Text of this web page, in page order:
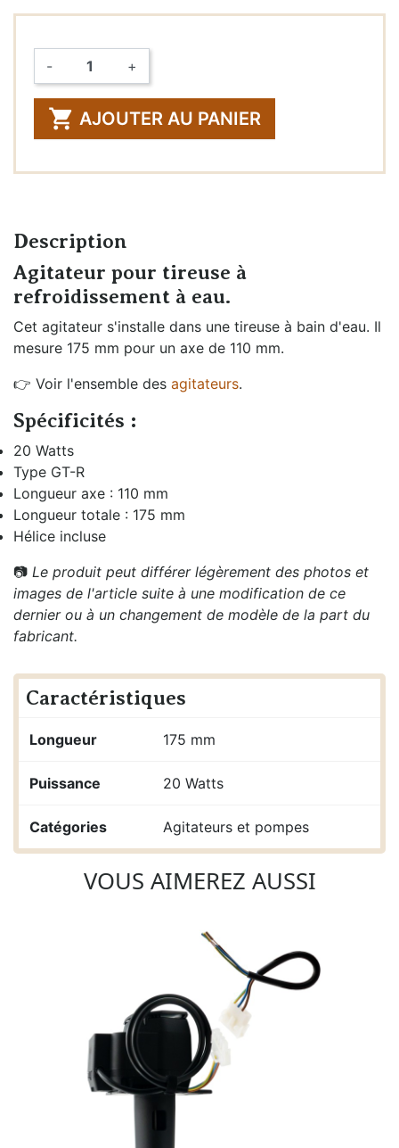
Quantité
- +
 AJOUTER AU PANIER
Description
Agitateur pour tireuse à
refroidissement à eau.
Cet agitateur s'installe dans une tireuse à bain d'eau. Il
mesure 175 mm pour un axe de 110 mm.
👉 Voir l'ensemble des agitateurs.
Spécificités :
20 Watts
Type GT-R
Longueur axe : 110 mm
Longueur totale : 175 mm
Hélice incluse
📷 Le produit peut différer légèrement des photos et
images de l'article suite à une modification de ce
dernier ou à un changement de modèle de la part du
fabricant.
Caractéristiques
Longueur 175 mm
Puissance 20 Watts
Catégories Agitateurs et pompes
VOUS AIMEREZ AUSSI